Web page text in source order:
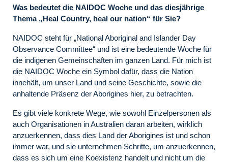
Was bedeutet die NAIDOC Woche und das diesjährige
Thema „Heal Country, heal our nation“ für Sie?
NAIDOC steht für „National Aboriginal and Islander Day
Observance Committee“ und ist eine bedeutende Woche für
die indigenen Gemeinschaften im ganzen Land. Für mich ist
die NAIDOC Woche ein Symbol dafür, dass die Nation
innehält, um unser Land und seine Geschichte, sowie die
anhaltende Präsenz der Aborigines hier, zu betrachten.
Es gibt viele konkrete Wege, wie sowohl Einzelpersonen als
auch Organisationen in Australien daran arbeiten, wirklich
anzuerkennen, dass dies Land der Aborigines ist und schon
immer war, und sie unternehmen Schritte, um anzuerkennen,
dass es sich um eine Koexistenz handelt und nicht um die